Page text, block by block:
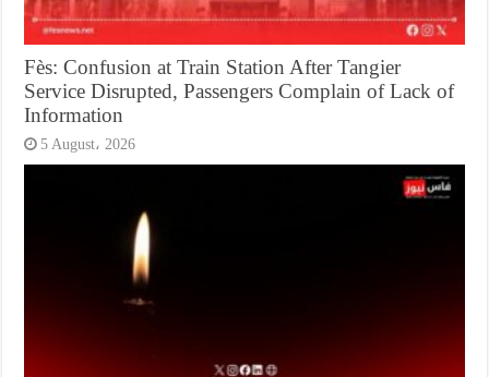
Fès: Confusion at Train Station After Tangier
Service Disrupted, Passengers Complain of Lack of
Information
5 August، 2026